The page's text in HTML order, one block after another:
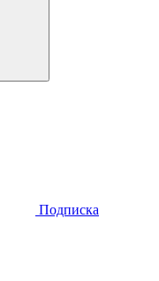
Подписка